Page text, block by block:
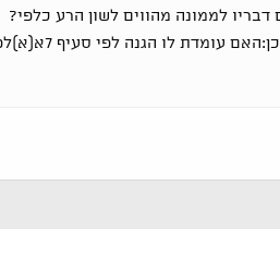
דבריו לממונה מהווים לשון הרע כלפי?
עומדת לו הגנה לפי סעיף 7א(א)לפקודת הנזיקין?